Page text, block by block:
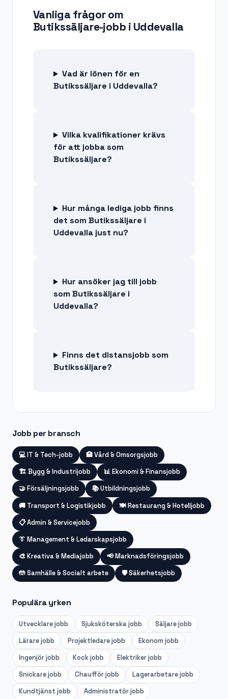
Vanliga frågor om
Butikssäljare-jobb i Uddevalla
Vad är lönen för en
Butikssäljare i Uddevalla?
Vilka kvalifikationer krävs
för att jobba som
Butikssäljare?
Hur många lediga jobb finns
det som Butikssäljare i
Uddevalla just nu?
Hur ansöker jag till jobb
som Butikssäljare i
Uddevalla?
Finns det distansjobb som
Butikssäljare?
Jobb per bransch
💻IT & Tech-jobb 🏥Vård & Omsorgsjobb
🏗️ Bygg & Industrijobb 📊Ekonomi & Finansjobb
🤝Försäljningsjobb 📚Utbildningsjobb
🚚 Transport & Logistikjobb 🍽️Restaurang & Hotelljobb
📋Admin & Servicejobb
👔 Management & Ledarskapsjobb
🎨 Kreativa & Mediajobb 📢Marknadsföringsjobb
🤲Samhälle & Socialt arbete 🛡️Säkerhetsjobb
Populära yrken
Utvecklarejobb Sjuksköterskajobb Säljarejobb
Lärarejobb Projektledarejobb Ekonom jobb
Ingenjörjobb Kockjobb Elektrikerjobb
Snickarejobb Chaufförjobb Lagerarbetarejobb
Kundtjänst jobb Administratörjobb